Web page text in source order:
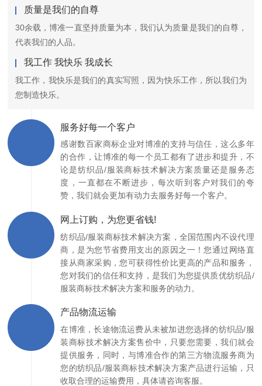
质量是我们的自尊
30余载，博准一直坚持质量为本，我们认为质量是我们的自尊，
代表我们的人品。
我工作 我快乐 我成长
我工作，我快乐是我们的真实写照，因为快乐工作，所以我们为
您制造快乐。
服务好每一个客户
感谢数百家商标企业对博准的支持与信任，这么多年
的合作，让博准的每一个员工都有了进步和提升，不
论是纺织品/服装商标技术解决方案质量还是服务态
度，一直都在不断进步，每次听到客户对我们的夸
赞，我们就会更加有动力去服务好每一个客户。
网上订购，为您更省钱!
纺织品/服装商标技术解决方案，全国范围内不设代理
商，是为您节省费用支出的原因之一！您通过网络直
接从商家采购，您可获得性价比更高的产品和服务，
您对我们的信任和支持，是我们为您提供质优纺织品/
服装商标技术解决方案和服务的动力。
产品物流运输
在博准，长途物流运费从未被加进您选择的纺织品/服
装商标技术解决方案售价中，只要您需要，我们就会
提供服务，同时，与博准合作的第三方物流服务商为
您的纺织品/服装商标技术解决方案产品进行运输，只
收取合理的运输费用，具体请咨询客服。